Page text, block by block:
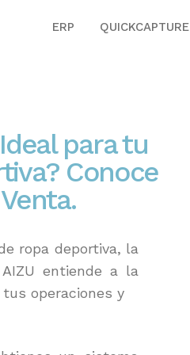
ERP QUICKCAPTURE
para tu
Conoce
ropa deportiva, la
entiende a la
operaciones y